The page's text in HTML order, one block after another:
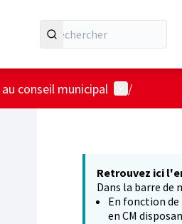
conseil municipal Menu
/
Retrouvez ici
Dans la barre de
En fonction
en CM